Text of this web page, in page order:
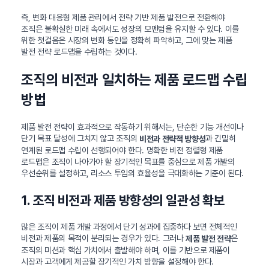
즉, 변화 대응형 제품 관리에서 전략 기반 제품 발전으로 전환해야
조직은 불확실한 미래 속에서도 성장의 모멘텀을 유지할 수 있다. 이를
위한 첫걸음은 시장의 변화 동인을 정확히 파악하고, 그에 맞는 제품
발전 전략 로드맵을 수립하는 것이다.
조직의 비전과 일치하는 제품 로드맵 수립
방법
제품 발전 전략이 효과적으로 작동하기 위해서는, 단순한 기능 개선이나
단기 목표 달성에 그치지 않고 조직의 비전과 전략적 방향성과 긴밀히
연계된 로드맵 수립이 선행되어야 한다. 명확한 비전 정렬형 제품
로드맵은 조직이 나아가야 할 장기적인 목표를 중심으로 제품 개발의
우선순위를 설정하고, 리소스 투입의 효율성을 극대화하는 기준이 된다.
1. 조직 비전과 제품 방향성의 일관성 확보
많은 조직이 제품 개발 과정에서 단기 성과에 집중하다 보면 전체적인
비전과 제품의 목적이 분리되는 경우가 있다. 그러나제품 발전 전략은
조직의 미션과 핵심 가치에서 출발해야 하며, 이를 기반으로 제품이
시장과 고객에게 제공할 장기적인 가치 방향을 설정해야 한다.